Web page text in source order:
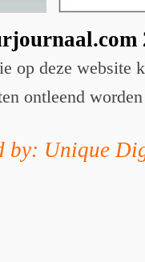
op deze website
ontleend worden
by: Unique